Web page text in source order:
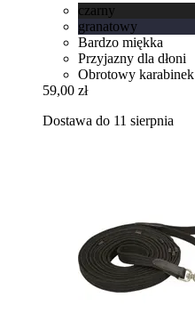
czarny
granatowy
Bardzo miękka
Przyjazny dla dłoni
Obrotowy karabinek
59,00 zł
Dostawa do 11 sierpnia